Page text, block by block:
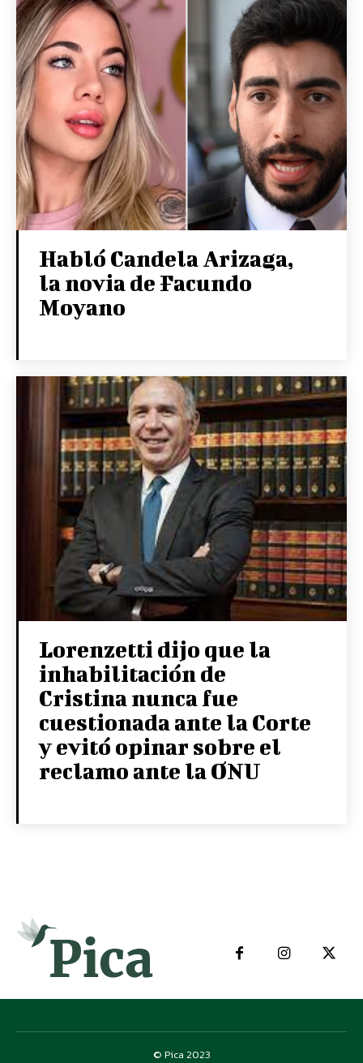
Habló Candela Arizaga,
la novia de Facundo
Moyano
Lorenzetti dijo que la
inhabilitación de
Cristina nunca fue
cuestionada ante la Corte
y evitó opinar sobre el
reclamo ante la ONU
© Pica 2023